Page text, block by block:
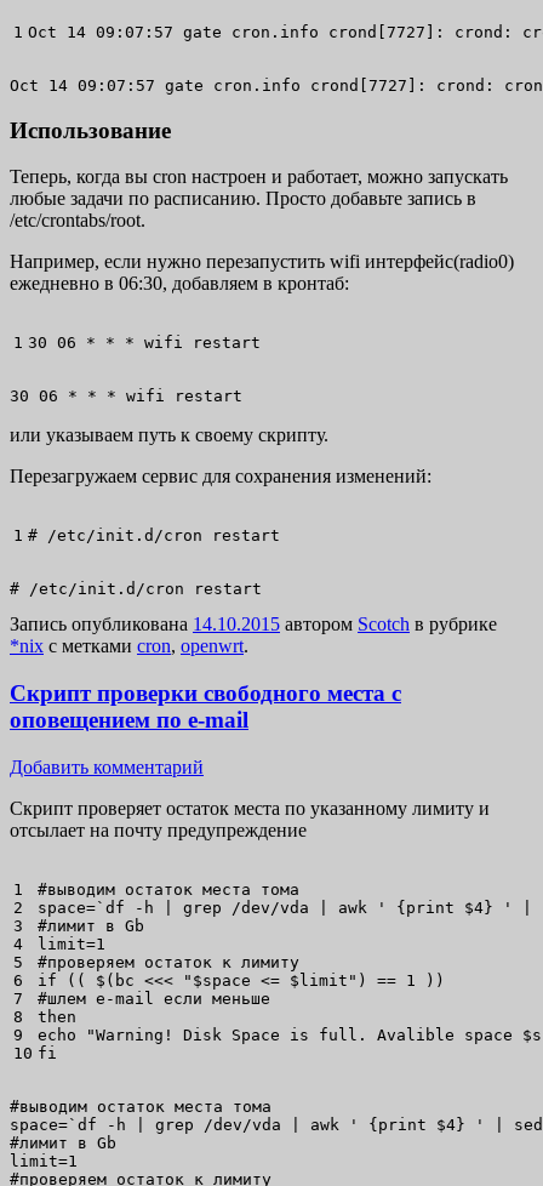
Oct 14 09:07: 57 gate cron.info crond 7727 : crond:
Oct 14 09:07:57 gate cron.info crond[7727]: crond:
Использование
Теперь, когда вы cron настроен и работает, можно запускать
любые задачи по расписанию. Просто добавьте запись в
/etc/crontabs/root.
Например, если нужно перезапустить wifi интерфейс(radio0)
ежедневно в 06:30, добавляем в кронтаб:
30 06 * * * wifi restart
30 06 * * * wifi restart
или указываем путь к своему скрипту.
Перезагружаем сервис для сохранения изменений:
# /etc/init.d /cron restart
# /etc/init.d/cron restart
Запись опубликована 14.10.2015 автором Scotch в рубрике
*nix с метками cron, openwrt.
Скрипт проверки свободного места с
оповещением по e-mail
Добавить комментарий
Скрипт проверяет остаток места по указанному лимиту и
отсылает на почту предупреждение
1
2
3
4
5
6
7
8
9
#выводим остаток места тома
space=` df -h grep /dev /vda awk ' {print $4} '
#лимит в Gb
limit=1
#проверяем остаток к лимиту
if
( ( $ ( bc <<< " $space <= $limit " ) == 1 ) )
#шлем e-mail если меньше
then
echo
"Warning! Disk Space is full. Avalible space
fi
#выводим остаток места тома
space=`df -h | grep /dev/vda | awk ' {print $4} ' |
#лимит в Gb
limit=1
#проверяем остаток к лимиту